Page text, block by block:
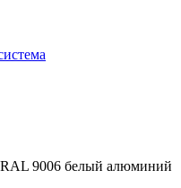
9006 белый алюминий